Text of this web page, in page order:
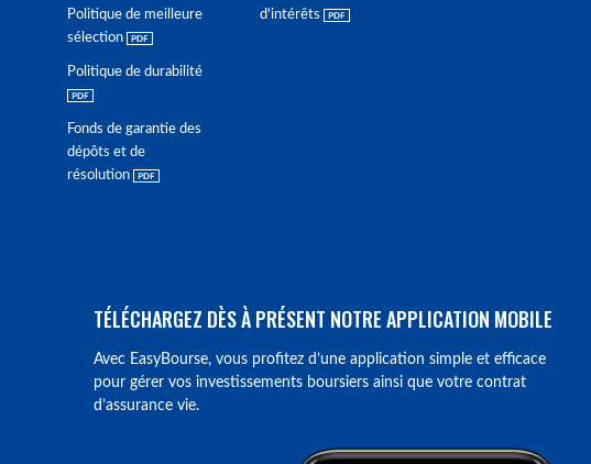
Politique de meilleure
sélection
Politique de durabilité
Fonds de garantie des
dépôts et de
résolution
d'intérêts
TÉLÉCHARGEZ DÈS À PRÉSENT NOTRE APPLICATION MOBILE
Avec EasyBourse, vous profitez d’une application simple et efficace
pour gérer vos investissements boursiers ainsi que votre contrat
d’assurance vie.